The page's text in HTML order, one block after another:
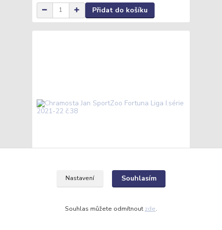
Přidat do košíku
Chramosta Jan SportZoo Fortuna Liga I.série
ks
Nastavení Souhlasím
Souhlas můžete odmítnout zde.